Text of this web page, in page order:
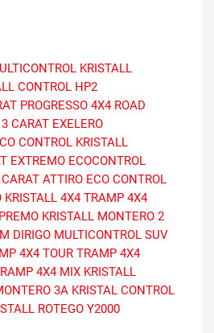
KRISTALL
CONTROL HP2
PROGRESSO 4X4 ROAD
CARAT EXELERO
CONTROL KRISTALL
EXTREMO ECOCONTROL
CARAT ATTIRO ECO CONTROL
KRISTALL 4X4 TRAMP 4X4
KRISTALL MONTERO 2
DIRIGO MULTICONTROL SUV
4X4 TOUR TRAMP 4X4
4X4 MIX KRISTALL
3A KRISTAL CONTROL
ROTEGO Y2000